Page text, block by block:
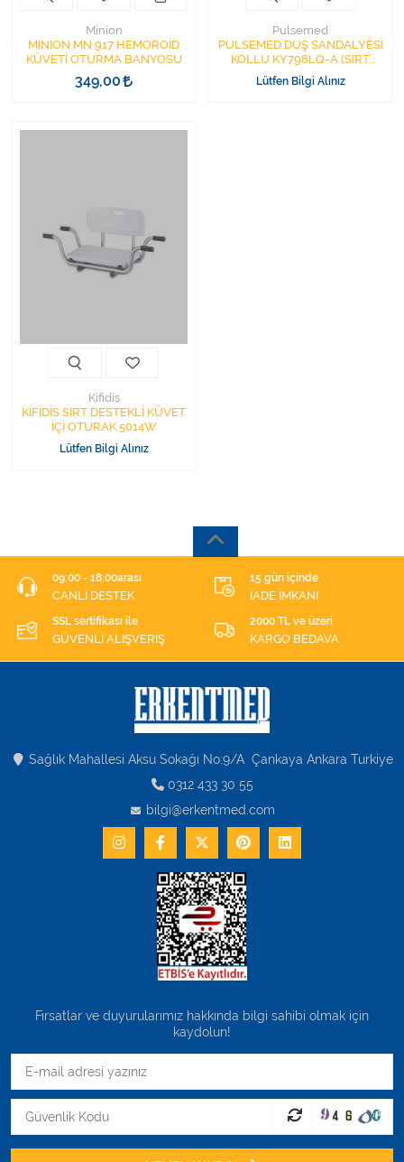
Minion
MINION MN 917 HEMOROİD
KÜVETİ OTURMA BANYOSU
349,00
Pulsemed
PULSEMED DUŞ SANDALYESİ
KOLLU KY798LQ-A (SIRT
DESTEKLİ - KOLÇAKLI)
Lütfen Bilgi Alınız
Kifidis
KİFİDİS SIRT DESTEKLİ KÜVET
İÇİ OTURAK 5014W
Lütfen Bilgi Alınız
09:00 - 18:00arası
CANLI DESTEK
15 gün içinde
İADE İMKANI
SSL sertifikası ile
GÜVENLİ ALIŞVERİŞ
2000 TL ve üzeri
KARGO BEDAVA
Sağlık Mahallesi Aksu Sokağı No:9/A Çankaya Ankara Turkiye
0312 433 30 55
bilgi@erkentmed.com
Fırsatlar ve duyurularımız hakkında bilgi sahibi olmak için
kaydolun!